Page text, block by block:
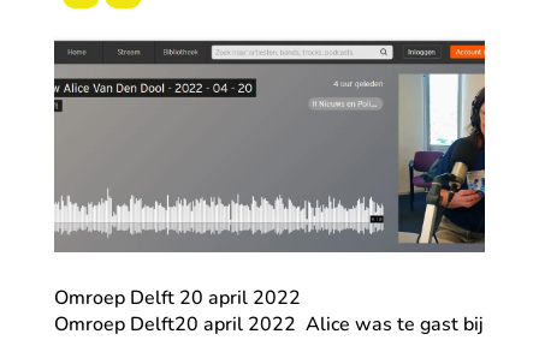
Omroep Delft 20 april 2022
Omroep Delft20 april 2022 Alice was te gast bij